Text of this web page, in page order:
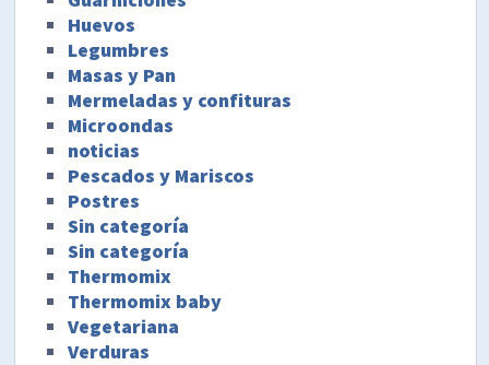
Huevos
Legumbres
Masas y Pan
Mermeladas y confituras
Microondas
noticias
Pescados y Mariscos
Postres
Sin categoría
Sin categoría
Thermomix
Thermomix baby
Vegetariana
Verduras